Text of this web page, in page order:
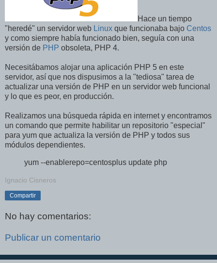
Hace un tiempo
"heredé" un servidor web Linux que funcionaba bajo Centos
y como siempre había funcionado bien, seguía con una
versión de PHP obsoleta, PHP 4.
Necesitábamos alojar una aplicación PHP 5 en este
servidor, así que nos dispusimos a la "tediosa" tarea de
actualizar una versión de PHP en un servidor web funcional
y lo que es peor, en producción.
Realizamos una búsqueda rápida en internet y encontramos
un comando que permite habilitar un repositorio "especial"
para yum que actualiza la versión de PHP y todos sus
módulos dependientes.
yum --enablerepo=centosplus update php
Ignacio Cisneros
Compartir
No hay comentarios:
Publicar un comentario